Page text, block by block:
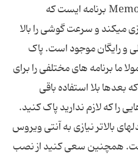
را از خود به جای میگذارند. MemoryUp برنامه ایست که
میکند و سرعت گوشی را بالا
و رایگان موجود است. پاک
ما برنامه های مختلفی را برای
بلا استفاده باقی
را که لازم ندارید پاک کنید.
سیمبیان ورژن 3 و مدلهای بالاتر نیازی به آنتی ویروس
همچنین سعی کنید از نصب